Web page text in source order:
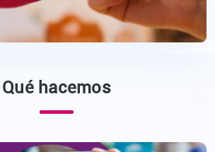
Qué hacemos